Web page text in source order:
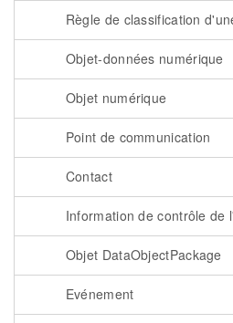
Règle de classification
Objet-données numérique
Objet numérique
Point de communication
Contact
Information de contrôle de
Objet DataObjectPackage
Evénement